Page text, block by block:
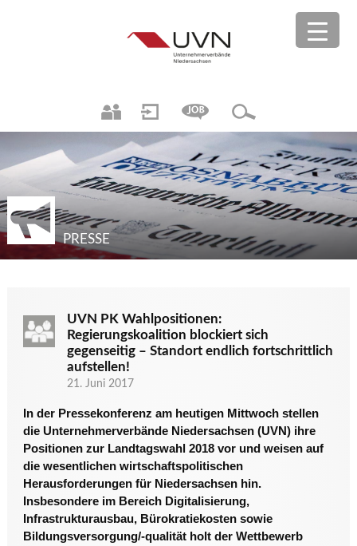
PRESSE
UVN PK Wahlpositionen:
Regierungskoalition blockiert sich
gegenseitig – Standort endlich fortschrittlich
aufstellen!
21. Juni 2017
In der Pressekonferenz am heutigen Mittwoch stellen
die Unternehmerverbände Niedersachsen (UVN) ihre
Positionen zur Landtagswahl 2018vorund weisen auf
die wesentlichen wirtschaftspolitischen
Herausforderungen für Niedersachsen hin.
Insbesondere im Bereich Digitalisierung,
Infrastrukturausbau, Bürokratiekosten sowie
Bildungsversorgung/-qualität holt der Wettbewerb